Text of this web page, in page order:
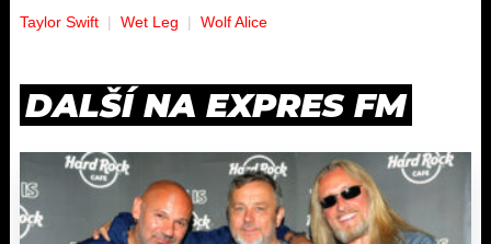
Taylor Swift Wet Leg Wolf Alice
DALŠÍ NA EXPRES FM